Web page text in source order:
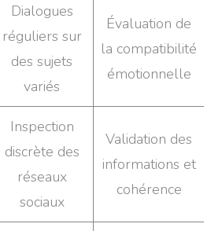
Dialogues
réguliers sur
des sujets
variés
Évaluation de
la compatibilité
émotionnelle
Inspection
discrète des
réseaux
sociaux
Validation des
informations et
cohérence